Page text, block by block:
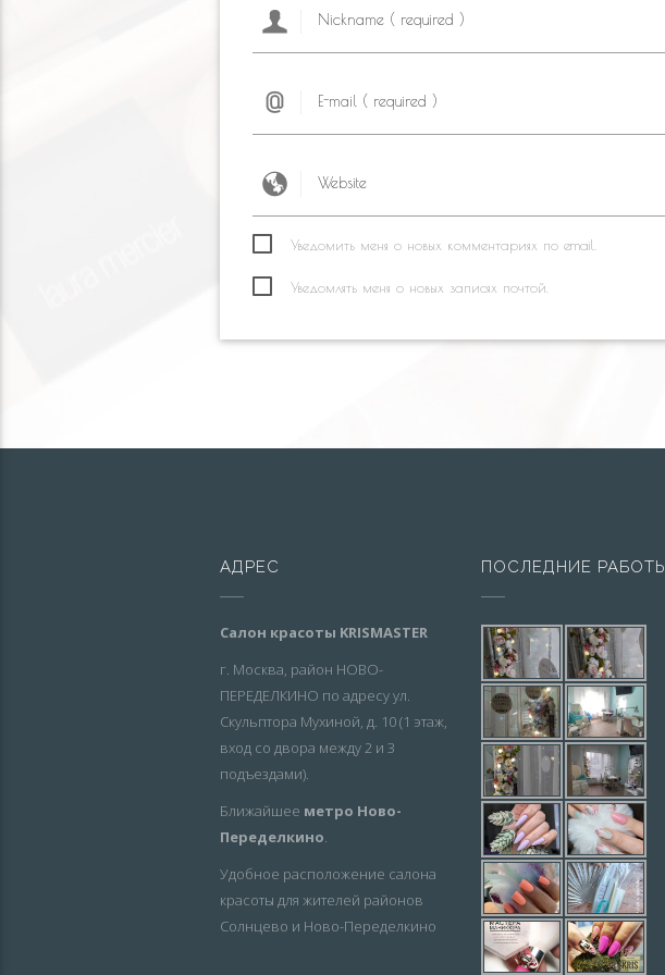
Уведомить меня о новых комментариях по email.
Уведомлять меня о новых записях почтой.
АДРЕС
Салон красоты KRISMASTER
г. Москва, район НОВО-
ПЕРЕДЕЛКИНО по адресу ул.
Скульптора Мухиной, д. 10 (1 этаж,
вход со двора между 2 и 3
подъездами).
Ближайшее метро Ново-
Переделкино.
Удобное расположение салона
красоты для жителей районов
Солнцево и Ново-Переделкино
ПОСЛЕДНИЕ РАБОТЫ